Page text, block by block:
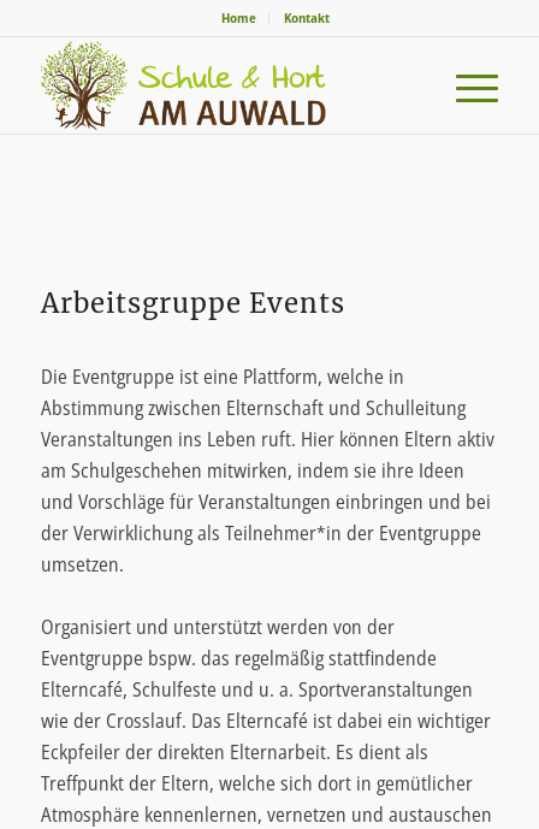
Home Kontakt
Arbeitsgruppe Events
Die Eventgruppe ist eine Plattform, welche in
Abstimmung zwischen Elternschaft und Schulleitung
Veranstaltungen ins Leben ruft. Hier können Eltern aktiv
am Schulgeschehen mitwirken, indem sie ihre Ideen
und Vorschläge für Veranstaltungen einbringen und bei
der Verwirklichung als Teilnehmer*in der Eventgruppe
umsetzen.
Organisiert und unterstützt werden von der
Eventgruppe bspw. das regelmäßig stattfindende
Elterncafé, Schulfeste und u. a. Sportveranstaltungen
wie der Crosslauf. Das Elterncafé ist dabei ein wichtiger
Eckpfeiler der direkten Elternarbeit. Es dient als
Treffpunkt der Eltern, welche sich dort in gemütlicher
Atmosphäre kennenlernen, vernetzen und austauschen